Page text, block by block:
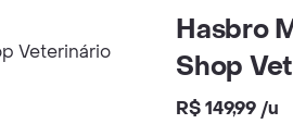
Hasbro
Shop
R$ 149,99 /u